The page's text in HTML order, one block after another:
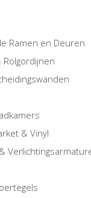
Ramen en Deuren
& Vinyl